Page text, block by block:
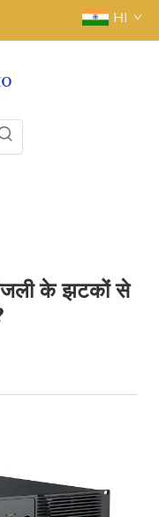
HI
के झटकों से